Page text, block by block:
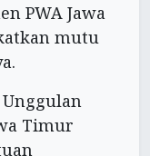
PWA Jawa
mutu
Timur